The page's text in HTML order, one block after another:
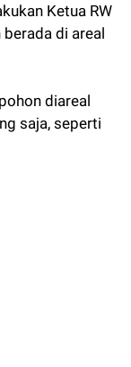
Ketua RW
di areal
diareal
saja, seperti